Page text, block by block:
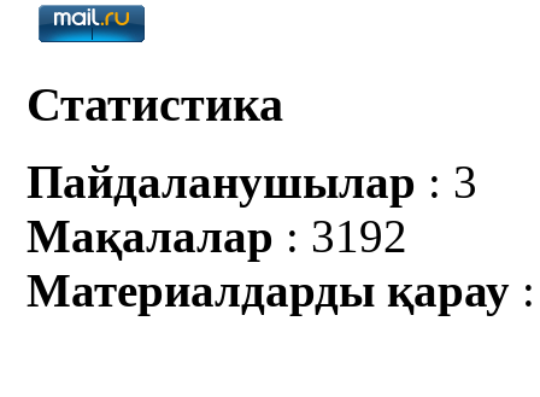
Статистика
Пайдаланушылар : 3
Мақалалар : 3192
Материалдарды қарау